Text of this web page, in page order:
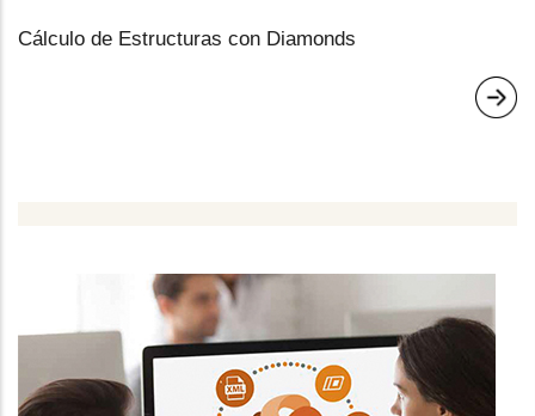
Cálculo de Estructuras con Diamonds